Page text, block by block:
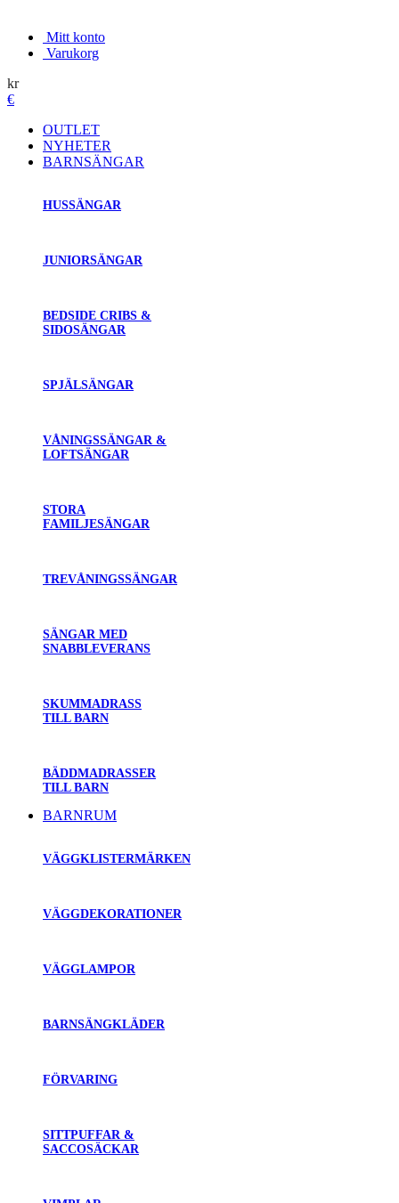
Mitt konto
Varukorg
kr
€
OUTLET
NYHETER
BARNSÄNGAR
HUSSÄNGAR
JUNIORSÄNGAR
BEDSIDE CRIBS &
SIDOSÄNGAR
SPJÄLSÄNGAR
VÅNINGSSÄNGAR &
LOFTSÄNGAR
STORA
FAMILJESÄNGAR
TREVÅNINGSSÄNGAR
SÄNGAR MED
SNABBLEVERANS
SKUMMADRASS
TILL BARN
BÄDDMADRASSER
TILL BARN
BARNRUM
VÄGGKLISTERMÄRKEN
VÄGGDEKORATIONER
VÄGGLAMPOR
BARNSÄNGKLÄDER
FÖRVARING
SITTPUFFAR &
SACCOSÄCKAR